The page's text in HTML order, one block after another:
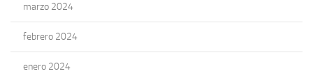
marzo 2024
febrero 2024
enero 2024